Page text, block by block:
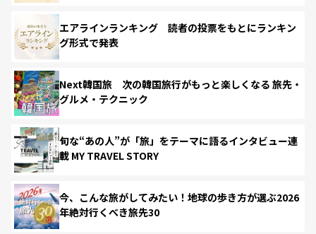
エアラインランキング 読者の投票をもとにランキン
グ形式で発表
Next韓国旅 次の韓国旅行がもっと楽しくなる 旅先・
グルメ・テクニック
旬な“あの人”が「旅」をテーマに語るインタビュー連
載 MY TRAVEL STORY
今、こんな旅がしてみたい！地球の歩き方が選ぶ2026
年絶対行くべき旅先30